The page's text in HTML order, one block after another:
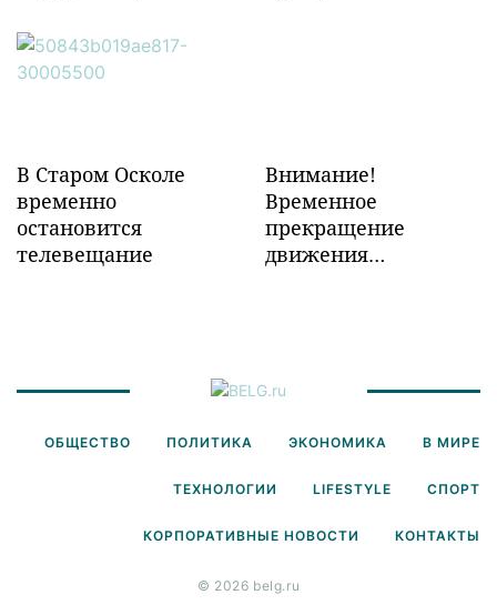
инфраструктуры в
Забайкалье
В Старом Осколе
временно
остановится
телевещание
Внимание!
Временное
прекращение
движения
ОБЩЕСТВО ПОЛИТИКА ЭКОНОМИКА В МИРЕ
ТЕХНОЛОГИИ LIFESTYLE СПОРТ
КОРПОРАТИВНЫЕ НОВОСТИ КОНТАКТЫ
© 2026 belg.ru